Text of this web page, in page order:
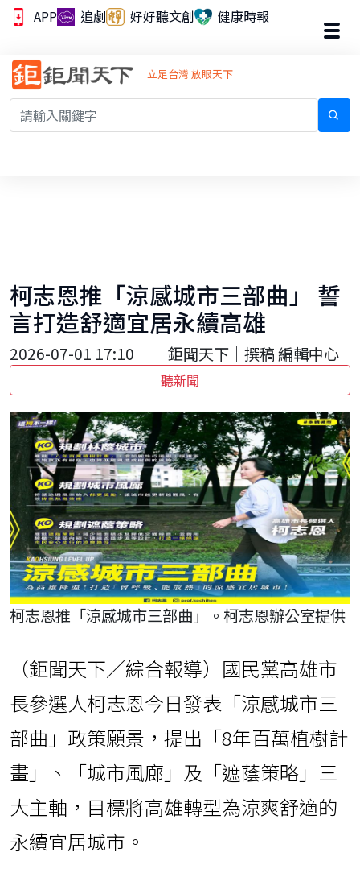
APP 追劇 好好聽文創 健康時報
立足台灣 放眼天下
柯志恩推「涼感城市三部曲」 誓
言打造舒適宜居永續高雄
2026-07-01 17:10 鉅聞天下｜撰稿 編輯中心
聽新聞
柯志恩推「涼感城市三部曲」。柯志恩辦公室提供
（鉅聞天下／綜合報導）國民黨高雄市
長參選人柯志恩今日發表「涼感城市三
部曲」政策願景，提出「8年百萬植樹計
畫」、「城市風廊」及「遮蔭策略」三
大主軸，目標將高雄轉型為涼爽舒適的
永續宜居城市。